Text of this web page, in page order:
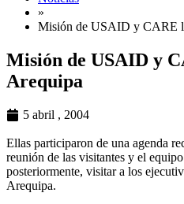
»
Misión de USAID y CARE
Misión de USAID y
Arequipa
5 abril , 2004
Ellas participaron de una agenda
reunión de las visitantes y el
posteriormente, visitar a los
Arequipa.